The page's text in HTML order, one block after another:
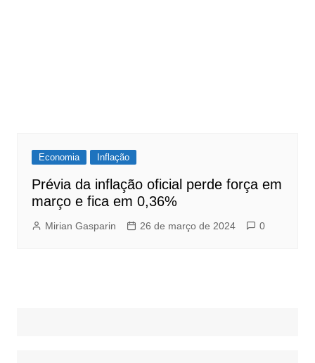
Economia Inflação
Prévia da inflação oficial perde força em
março e fica em 0,36%
Mirian Gasparin 26 de março de 2024 0